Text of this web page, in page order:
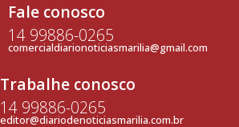
Fale conosco
14 99886-0265
comercialdiarionoticiasmarilia@gmail.com
Trabalhe conosco
14 99886-0265
editor@diariodenoticiasmarilia.com.br